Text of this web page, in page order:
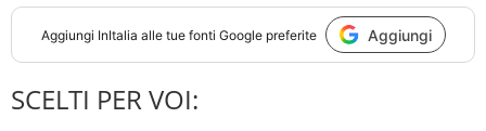
Aggiungi InItalia alle tue fonti Google preferite Aggiungi
SCELTI PER VOI: